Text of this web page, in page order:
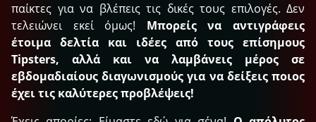
παίκτες για να βλέπεις τις δικές τους επιλογές. Δεν
τελειώνει εκεί όμως! Μπορείς να αντιγράφεις
έτοιμα δελτία και ιδέες από τους επίσημους
Tipsters, αλλά και να λαμβάνεις μέρος σε
εβδομαδιαίους διαγωνισμούς για να δείξεις ποιος
έχει τις καλύτερες προβλέψεις!